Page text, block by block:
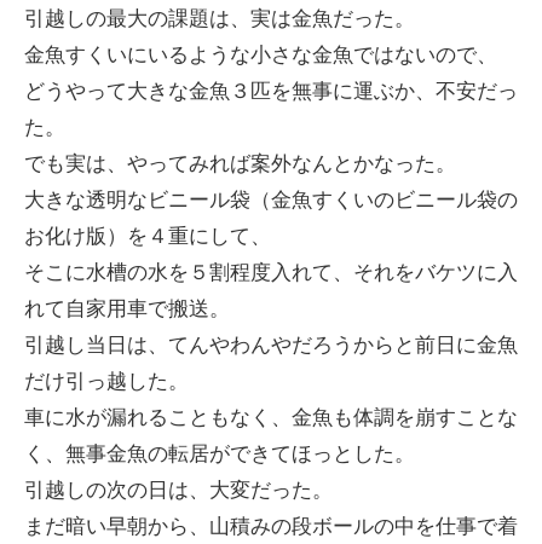
引越しの最大の課題は、実は金魚だった。
金魚すくいにいるような小さな金魚ではないので、
どうやって大きな金魚３匹を無事に運ぶか、不安だっ
た。
でも実は、やってみれば案外なんとかなった。
大きな透明なビニール袋（金魚すくいのビニール袋の
お化け版）を４重にして、
そこに水槽の水を５割程度入れて、それをバケツに入
れて自家用車で搬送。
引越し当日は、てんやわんやだろうからと前日に金魚
だけ引っ越した。
車に水が漏れることもなく、金魚も体調を崩すことな
く、無事金魚の転居ができてほっとした。
引越しの次の日は、大変だった。
まだ暗い早朝から、山積みの段ボールの中を仕事で着